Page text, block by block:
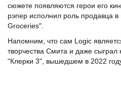
сюжете появляются герои его
рэпер исполнил роль продавца
Groceries".
Напомним, что сам Logic
творчества Смита и даже
"Клерки 3", вышедшем в 2022